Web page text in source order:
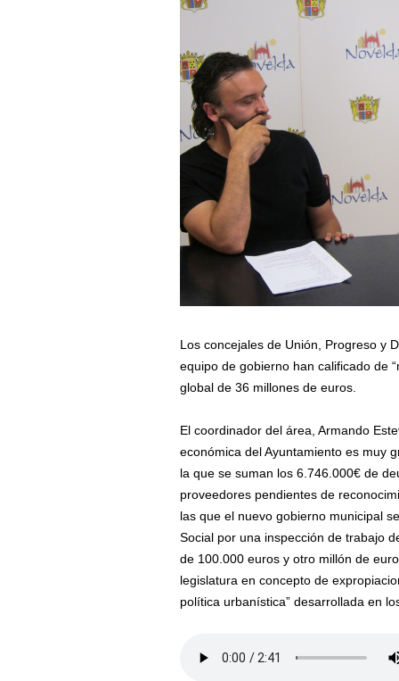
Los concejales de Unión, Progreso y
equipo de gobierno han calificado de
global de 36 millones de euros.
El coordinador del área, Armando
económica del Ayuntamiento es muy
la que se suman los 6.746.000€ de
proveedores pendientes de
las que el nuevo gobierno municipal
Social por una inspección de trabajo
de 100.000 euros y otro millón de
legislatura en concepto de
política urbanística” desarrollada en